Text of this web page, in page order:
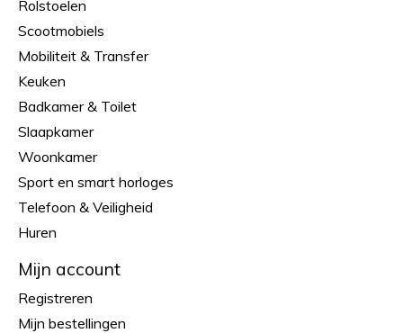
Rolstoelen
Scootmobiels
Mobiliteit & Transfer
Keuken
Badkamer & Toilet
Slaapkamer
Woonkamer
Sport en smart horloges
Telefoon & Veiligheid
Huren
Mijn account
Registreren
Mijn bestellingen